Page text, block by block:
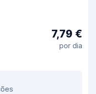
7,79 €
por dia